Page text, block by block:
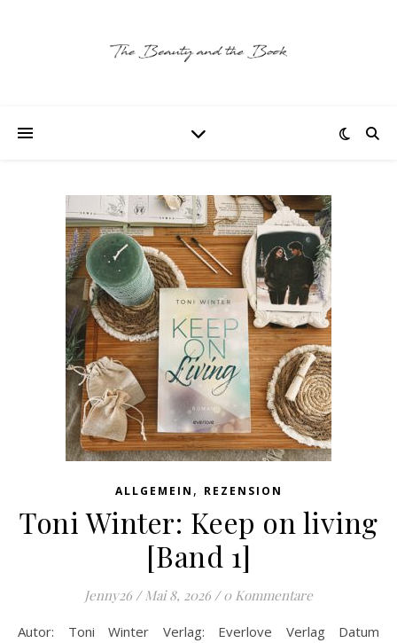
ALLGEMEIN , REZENSION
Toni Winter: Keep on living
[Band 1]
Jenny26 / Mai 8, 2026 / 0 Kommentare
Autor: Toni Winter Verlag: Everlove Verlag Datum